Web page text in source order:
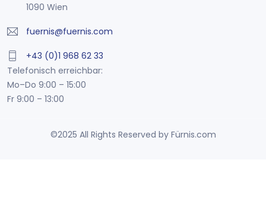
1090 Wien
fuernis@fuernis.com
+43 (0)1 968 62 33
Telefonisch erreichbar:
Mo–Do 9:00 – 15:00
Fr 9:00 – 13:00
©2025 All Rights Reserved by Fürnis.com